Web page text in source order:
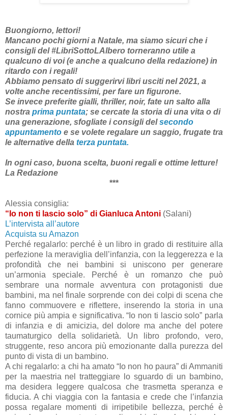
Buongiorno, lettori!
Mancano pochi giorni a Natale, ma siamo sicuri che i
consigli del #LibriSottoLAlbero torneranno utile a
qualcuno di voi (e anche a qualcuno della redazione) in
ritardo con i regali!
Abbiamo pensato di suggerirvi libri usciti nel 2021, a
volte anche recentissimi, per fare un figurone.
Se invece preferite gialli, thriller, noir, fate un salto alla
nostra prima puntata; se cercate la storia di una vita o di
una generazione, sfogliate i consigli delsecondo
appuntamento e se volete regalare un saggio, frugate tra
le alternative della terza puntata.
In ogni caso, buona scelta, buoni regali e ottime letture!
La Redazione
***
Alessia consiglia:
“Io non ti lascio solo” di Gianluca Antoni (Salani)
L’intervista all’autore
Acquista su Amazon
Perché regalarlo: perché è un libro in grado di restituire alla
perfezione la meraviglia dell’infanzia, con la leggerezza e la
profondità che nei bambini si uniscono per generare
un’armonia speciale. Perché è un romanzo che può
sembrare una normale avventura con protagonisti due
bambini, ma nel finale sorprende con dei colpi di scena che
fanno commuovere e riflettere, inserendo la storia in una
cornice più ampia e significativa. “Io non ti lascio solo” parla
di infanzia e di amicizia, del dolore ma anche del potere
taumaturgico della solidarietà. Un libro profondo, vero,
struggente, reso ancora più emozionante dalla purezza del
punto di vista di un bambino.
A chi regalarlo: a chi ha amato “Io non ho paura” di Ammaniti
per la maestria nel tratteggiare lo sguardo di un bambino,
ma desidera leggere qualcosa che trasmetta speranza e
fiducia. A chi viaggia con la fantasia e crede che l’infanzia
possa regalare momenti di irripetibile bellezza, perché è